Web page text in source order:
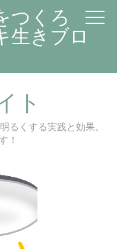
つくろ
生きブロ
ト
るくする実践と効果。
！